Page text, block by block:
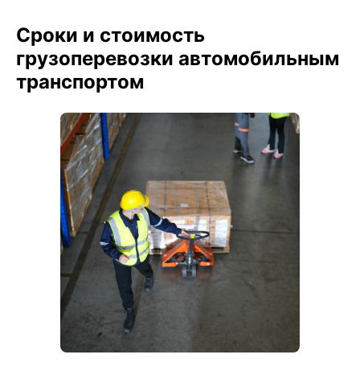
Сроки и стоимость
грузоперевозки автомобильным
транспортом